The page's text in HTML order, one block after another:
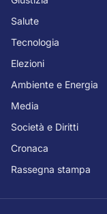
Salute
Tecnologia
Elezioni
Ambiente e Energia
Media
Società e Diritti
Cronaca
Rassegna stampa